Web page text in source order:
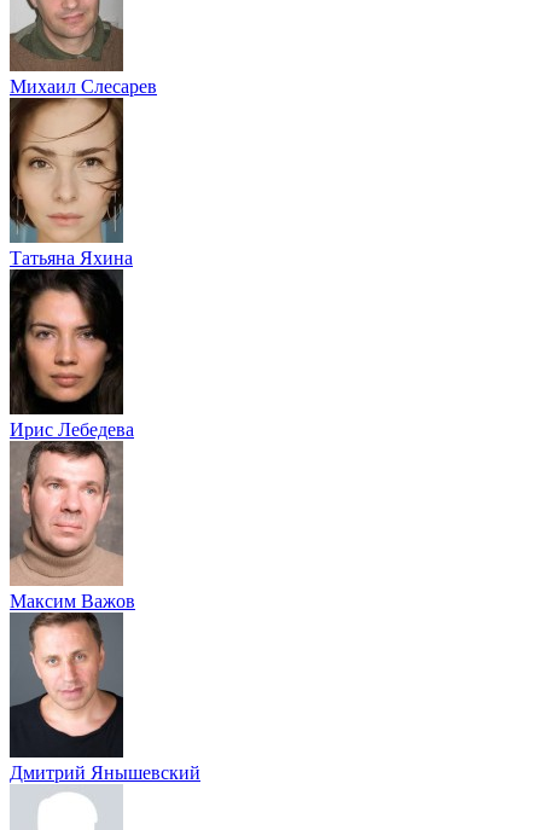
Михаил Слесарев
Татьяна Яхина
Ирис Лебедева
Максим Важов
Дмитрий Янышевский